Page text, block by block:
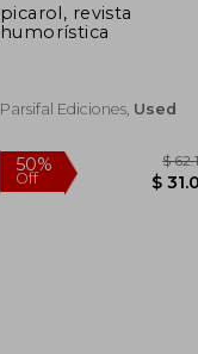
picarol, revista
humorística
Parsifal Ediciones, Used